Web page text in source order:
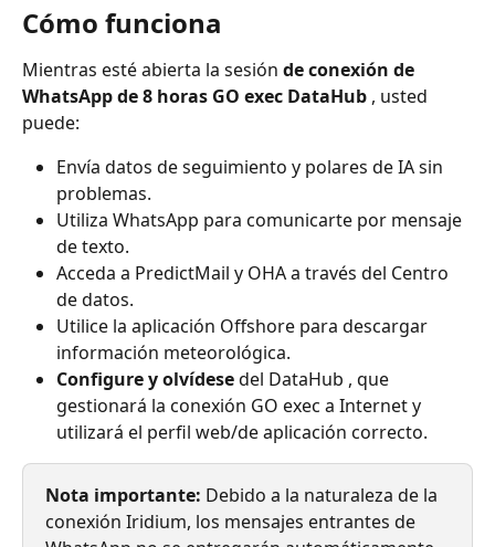
Cómo funciona
Mientras esté abierta la sesión de conexión de
WhatsApp de 8 horas GO exec DataHub , usted
puede:
Envía datos de seguimiento y polares de IA sin
problemas.
Utiliza WhatsApp para comunicarte por mensaje
de texto.
Acceda a PredictMail y OHA a través del Centro
de datos.
Utilice la aplicación Offshore para descargar
información meteorológica.
Configure y olvídese del DataHub , que
gestionará la conexión GO exec a Internet y
utilizará el perfil web/de aplicación correcto.
Nota importante: Debido a la naturaleza de la
conexión Iridium, los mensajes entrantes de